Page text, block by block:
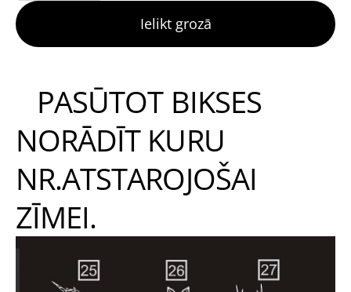
Ielikt grozā
PASŪTOT BIKSES
NORĀDĪT KURU
NR.ATSTAROJOŠAI
ZĪMEI.